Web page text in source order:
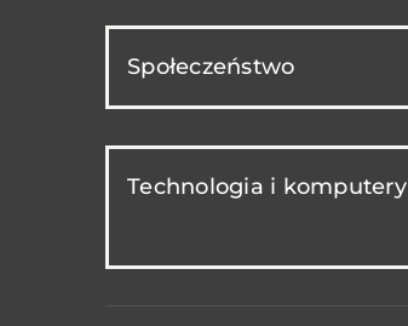
Społeczeństwo
Technologia i komputery